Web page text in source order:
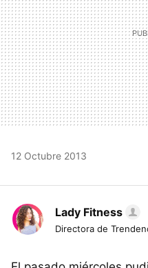
12 Octubre 2013
Lady Fitness
Directora de